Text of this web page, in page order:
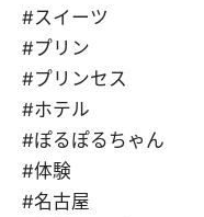
#スイーツ
#プリン
#プリンセス
#ホテル
#ぽるぽるちゃん
#体験
#名古屋